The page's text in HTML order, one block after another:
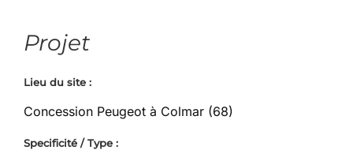
Projet
Lieu du site :
Concession Peugeot à Colmar (68)
Specificité / Type :